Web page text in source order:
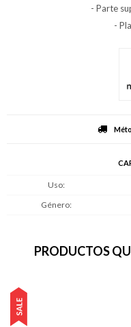
- Parte
-
Uso
Género
PRODUCTOS